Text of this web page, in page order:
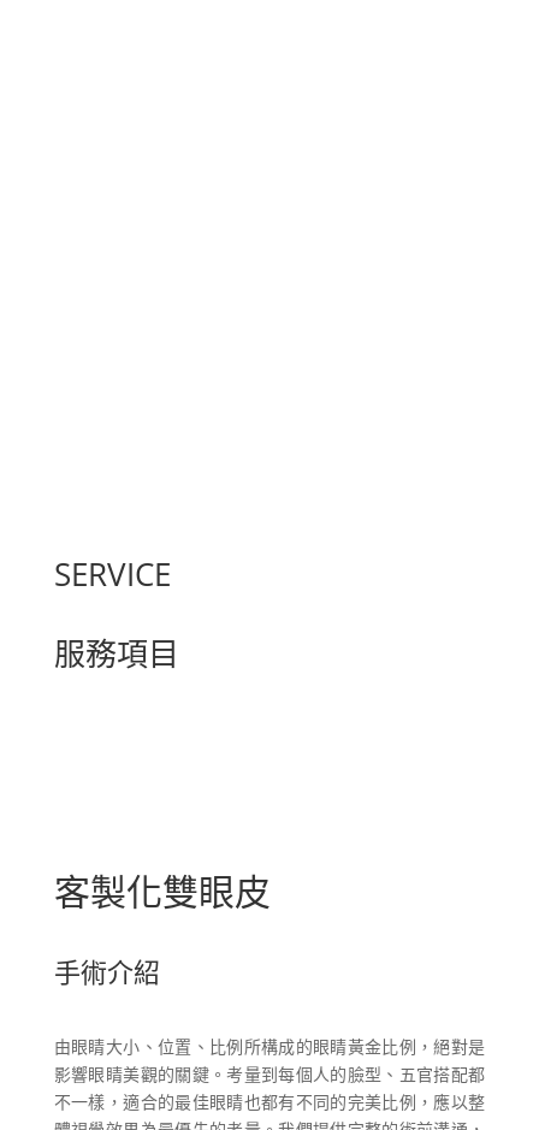
SERVICE
服務項目
客製化雙眼皮
手術介紹
由眼睛大小、位置、比例所構成的眼睛黃金比例，絕對是
影響眼睛美觀的關鍵。考量到每個人的臉型、五官搭配都
不一樣，適合的最佳眼睛也都有不同的完美比例，應以整